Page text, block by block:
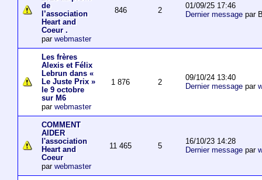
de
l’association
Heart and
Coeur .
par webmaster
846 2
01/09/25 17:46
Dernier messagepar
Les frères
Alexis et Félix
Lebrun dans «
Le Juste Prix »
le 9 octobre
sur M6
par webmaster
1 876 2
09/10/24 13:40
Dernier messagepar
COMMENT
AIDER
l'association
Heart and
Coeur
par webmaster
11 465 5
16/10/23 14:28
Dernier messagepar